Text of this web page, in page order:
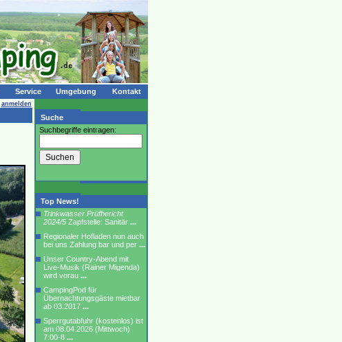
Service Umgebung Kontakt
anmelden
Suche
Suchbegriffe eintragen:
Top News!
Trinkwasser Prüfbericht
2024/5 Zapfstelle: Sanitär ...
Regionaler Hofladen nun auch
bei uns Zahlung bar und per ...
Unser Country-Abend mit
Live-Musik (Rainer Migenda)
wird vorau ...
CampingPod für
Übernachtungsgäste mietbar
ab 03.2017 ...
Sperrgutabfuhr (kostenlos) ist
am 08.04.2026 (Mittwoch)
7:00-8 ...